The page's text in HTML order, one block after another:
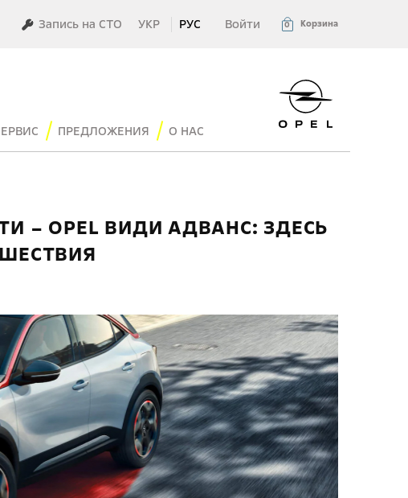
Запись на СТО УКР РУС Войти 0 Корзина
ПРЕДЛОЖЕНИЯ О НАС
– OPEL ВИДИ АДВАНС: ЗДЕСЬ